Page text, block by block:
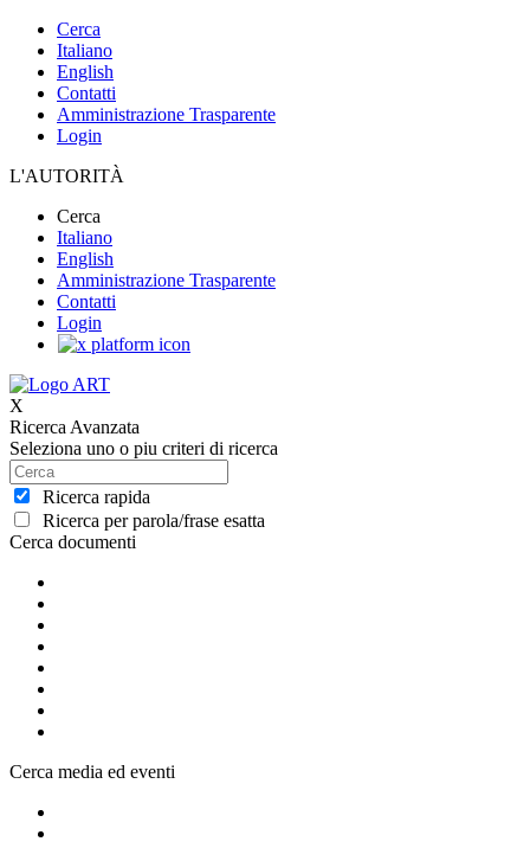
Cerca
Italiano
English
Contatti
Amministrazione Trasparente
Login
L'AUTORITÀ
Cerca
Italiano
English
Amministrazione Trasparente
Contatti
Login
X
Ricerca Avanzata
Seleziona uno o piu criteri di ricerca
Ricerca rapida
Ricerca per parola/frase esatta
Cerca documenti
Cerca media ed eventi